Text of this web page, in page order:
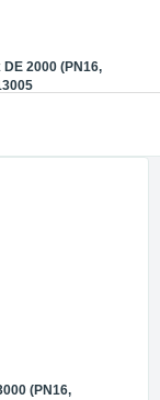
2000 (PN16,
(PN16,